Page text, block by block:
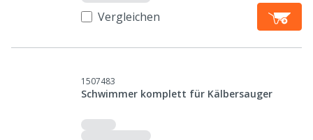
Vergleichen
1507483
Schwimmer komplett für Kälbersauger